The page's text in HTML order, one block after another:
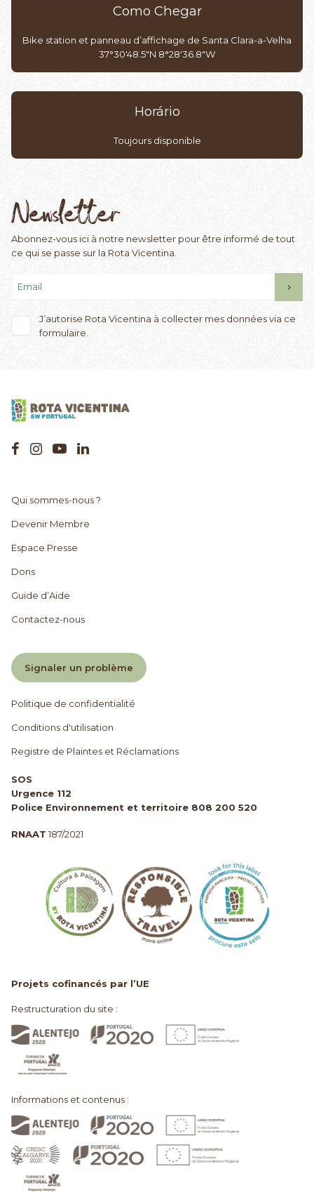
Como Chegar
Bike station et panneau d’affichage de Santa Clara-a-Velha
37°30'48.5"N 8°28'36.8"W
Horário
Toujours disponible
Newsletter
Abonnez-vous ici à notre newsletter pour être informé de tout
ce qui se passe sur la Rota Vicentina.
J’autorise Rota Vicentina à collecter mes données via ce
formulaire.
Qui sommes-nous ?
Devenir Membre
Espace Presse
Dons
Guide d’Aide
Contactez-nous
Signaler un problème
Politique de confidentialité
Conditions d'utilisation
Registre de Plaintes et Réclamations
SOS
Urgence 112
Police Environnement et territoire 808 200 520
RNAAT 187/2021
Projets cofinancés par l’UE
Restructuration du site :
Informations et contenus :